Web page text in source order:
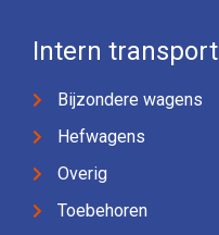
Intern transport
Bijzondere wagens
Hefwagens
Overig
Toebehoren